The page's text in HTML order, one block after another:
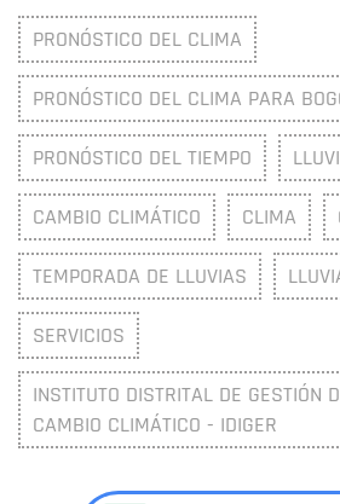
PRONÓSTICO DEL CLIMA
PRONÓSTICO DEL CLIMA PARA
PRONÓSTICO DEL TIEMPO
CAMBIO CLIMÁTICO CLIMA
TEMPORADA DE LLUVIAS
SERVICIOS
INSTITUTO DISTRITAL DE GESTIÓN
CAMBIO CLIMÁTICO - IDIGER